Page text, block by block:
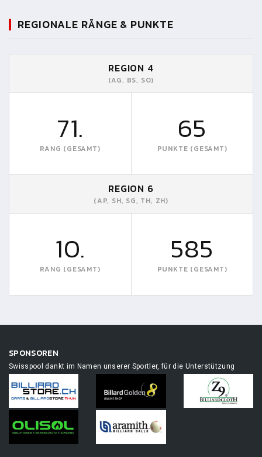
REGIONALE RÄNGE & PUNKTE
REGION 4
(AG, BS, SO)
71.
RANG (GESAMT)
65
PUNKTE (GESAMT)
REGION 6
(AP, SH, SG, TH, ZH)
10.
RANG (GESAMT)
585
PUNKTE (GESAMT)
SPONSOREN
Swisspool dankt im Namen unserer Sportler, für die Unterstützung